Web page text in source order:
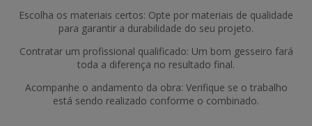
Escolha os materiais certos: Opte por materiais de qualidade
para garantir a durabilidade do seu projeto.
Contratar um profissional qualificado: Um bom gesseiro fará
toda a diferença no resultado final.
Acompanhe o andamento da obra: Verifique se o trabalho
está sendo realizado conforme o combinado.